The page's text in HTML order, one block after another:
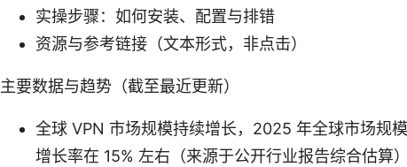
实操步骤：如何安装、配置与排错
资源与参考链接（文本形式，非点击）
主要数据与趋势（截至最近更新）
全球 VPN 市场规模持续增长，2025 年全球市场规
增长率在 15% 左右（来源于公开行业报告综合估算）